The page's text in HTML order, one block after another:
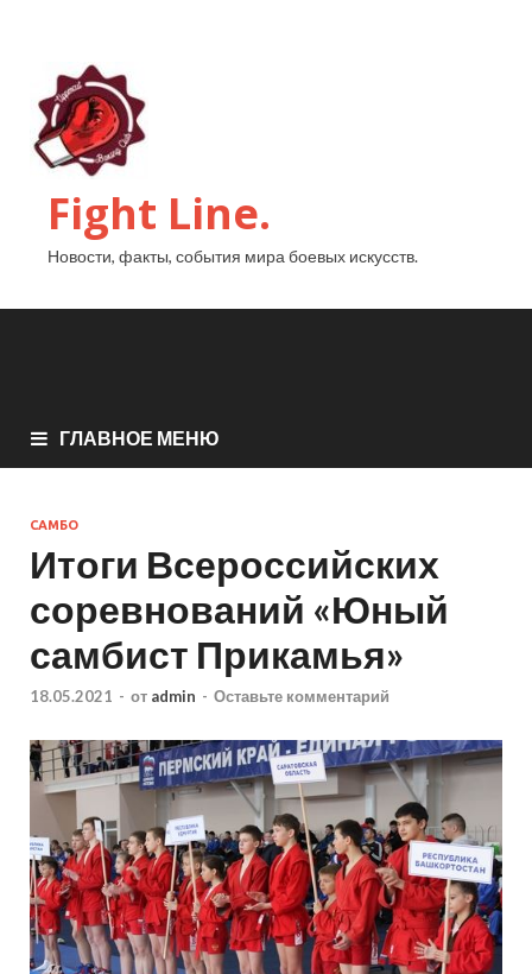
Fight Line.
Новости, факты, события мира боевых искусств.
ГЛАВНОЕ МЕНЮ
САМБО
Итоги Всероссийских
соревнований «Юный
самбист Прикамья»
18.05.2021 - от admin - Оставьте комментарий